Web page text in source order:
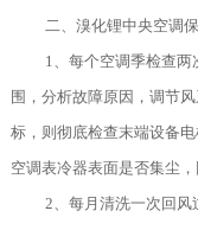
二、溴化锂中央空调
1、每个空调季检查
围，分析故障原因，调节
标，则彻底检查末端设备
空调表冷器表面是否集尘
2、每月清洗一次回风